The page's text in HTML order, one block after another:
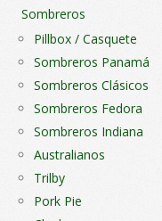
Sombreros
Pillbox / Casquete
Sombreros Panamá
Sombreros Clásicos
Sombreros Fedora
Sombreros Indiana
Australianos
Trilby
Pork Pie